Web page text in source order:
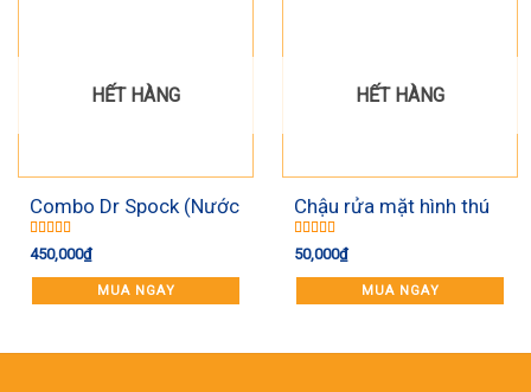
HẾT HÀNG
Combo Dr Spock (Nước
giặt+ rửa bình+ tắm
gội)
Được xếp
hạng5.005
sao
450,000₫
MUA NGAY
HẾT HÀNG
Chậu rửa mặt hình thú
gấp gọn
Được xếp
hạng5.00
sao
50,000₫
MUA NGAY